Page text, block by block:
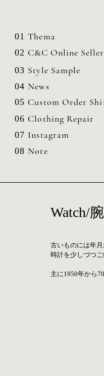
01 Thema
02 C&C Online Seller
03 Style Sample
04 News
05 Custom Order
06 Clothing Repair
07 Instagram
08 Note
Watch/
古いものには年
時計を少しづつご
主に1950年から